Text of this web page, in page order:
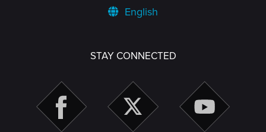
English
STAY CONNECTED